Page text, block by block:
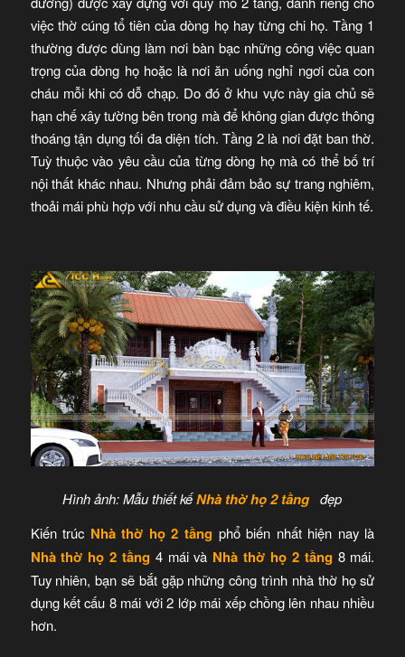
việc thờ cúng tổ tiên của dòng họ hay từng chi họ. Tầng 1
thường được dùng làm nơi bàn bạc những công việc quan
trọng của dòng họ hoặc là nơi ăn uống nghỉ ngơi của con
cháu mỗi khi có dỗ chạp. Do đó ở khu vực này gia chủ sẽ
hạn chế xây tường bên trong mà để không gian được thông
thoáng tận dụng tối đa diện tích. Tầng 2 là nơi đặt ban thờ.
Tuỳ thuộc vào yêu cầu của từng dòng họ mà có thể bố trí
nội thất khác nhau. Nhưng phải đảm bảo sự trang nghiêm,
thoải mái phù hợp với nhu cầu sử dụng và điều kiện kinh tế.
Hình ảnh: Mẫu thiết kếNhà thờ họ 2 tầng đẹp
Kiến trúc Nhà thờ họ 2 tầng phổ biến nhất hiện nay là
Nhà thờ họ 2 tầng 4 mái và Nhà thờ họ 2 tầng 8 mái.
Tuy nhiên, bạn sẽ bắt gặp những công trình nhà thờ họ sử
dụng kết cấu 8 mái với 2 lớp mái xếp chồng lên nhau nhiều
hơn.